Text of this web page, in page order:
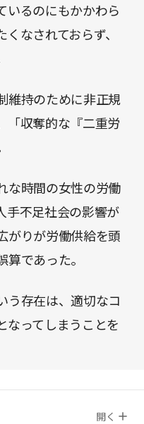
てはならない。私た
のだろうか。
いるのにもかかわら
なされておらず、
維持のために非正規
「収奪的な『二重労
な時間の女性の労働
手不足社会の影響が
がりが労働供給を頭
であった。
う存在は、適切なコ
なってしまうことを
開く